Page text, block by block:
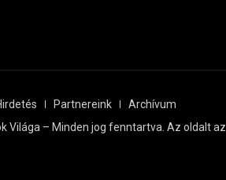
Partnereink
Archívum
Világa – Minden jog fenntartva. Az oldalt az